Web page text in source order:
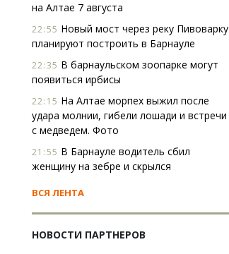
на Алтае 7 августа
22:55 Новый мост через реку Пивоварку
планируют построить в Барнауле
22:35 В барнаульском зоопарке могут
появиться ирбисы
22:15 На Алтае морпех выжил после
удара молнии, гибели лошади и встречи
с медведем. Фото
21:55 В Барнауле водитель сбил
женщину на зебре и скрылся
ВСЯ ЛЕНТА
НОВОСТИ ПАРТНЕРОВ